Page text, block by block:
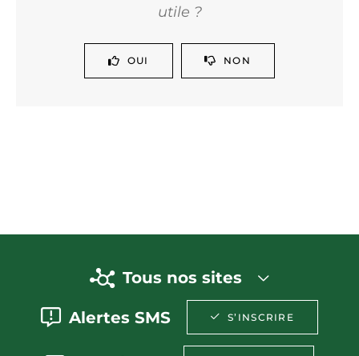
utile ?
OUI NON
Tous nos sites
Alertes SMS S’INSCRIRE